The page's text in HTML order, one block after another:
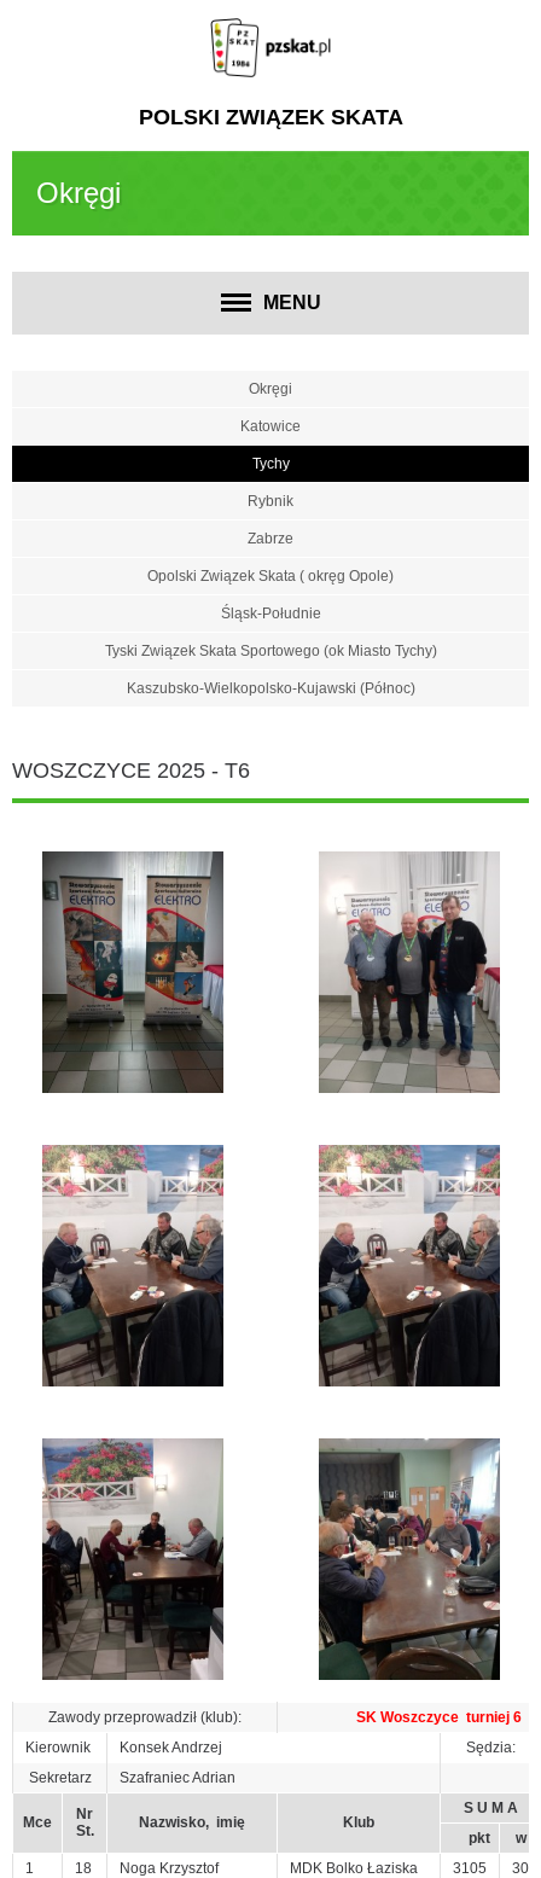
POLSKI ZWIĄZEK SKATA
Okręgi
MENU
Okręgi
Katowice
Tychy
Rybnik
Zabrze
Opolski Związek Skata ( okręg Opole)
Śląsk-Południe
Tyski Związek Skata Sportowego (ok Miasto Tychy)
Kaszubsko-Wielkopolsko-Kujawski (Północ)
WOSZCZYCE 2025 - T6
Zawody przeprowadził (klub):
SK Woszczyce turniej 6
Kierownik
Konsek Andrzej
Sędzia:
Sekretarz
Szafraniec Adrian
Mce
Nr
St.
Nazwisko, imię Klub
S U M A
pkt
w
1
18 Noga Krzysztof MDK Bolko Łaziska 3105
30